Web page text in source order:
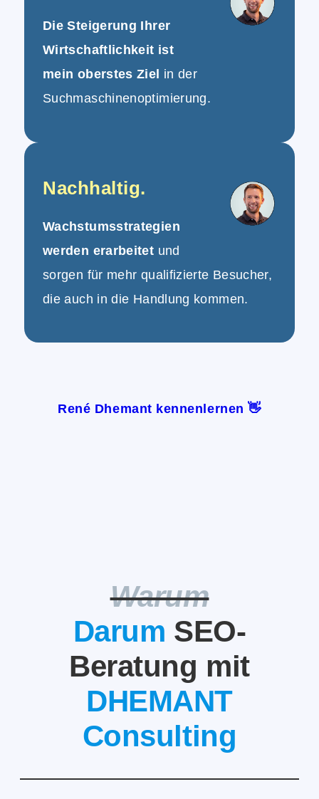
Die Steigerung Ihrer
Wirtschaftlichkeit ist
mein oberstes Ziel in der
Suchmaschinenoptimierung.
Nachhaltig.
Wachstumsstrategien
werden erarbeitet und
sorgen für mehr qualifizierte Besucher,
die auch in die Handlung kommen.
René Dhemant kennenlernen 👋
Warum
Darum SEO-
Beratung mit
DHEMANT
Consulting